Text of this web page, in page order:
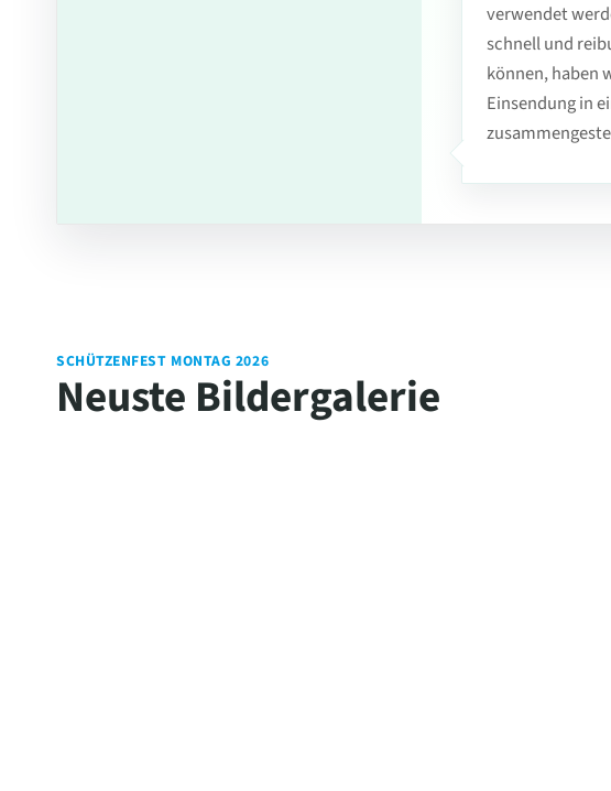
verwendet
schnell und
können, haben
Einsendung in
SCHÜTZENFEST MONTAG 2026
Neuste Bildergalerie